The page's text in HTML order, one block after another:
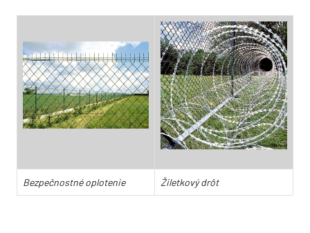
Bezpečnostné oplotenie Žiletkový drôt